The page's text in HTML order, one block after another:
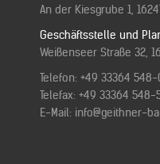
An der Kiesgrube 1,
Geschäftsstelle und
Weißenseer Straße 32,
Telefon: +49 33364 548-
Telefax: +49 33364 548-
E-Mail: info@geithner-